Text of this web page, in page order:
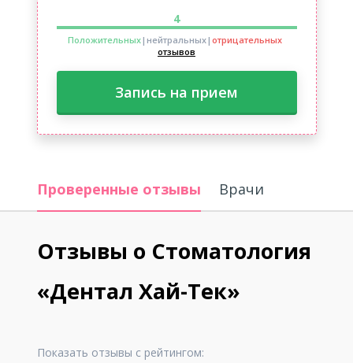
4
Положительных|нейтральных| отрицательных
отзывов
Запись на прием
Проверенные отзывы Врачи
Отзывы о Стоматология
«Дентал Хай-Тек»
Показать отзывы с рейтингом: